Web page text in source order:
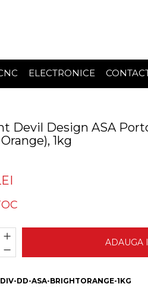
ELECTRONICE
Devil Design ASA
1kg
ADAUGA
DIV-DD-ASA-BRIGHTORANGE-1KG